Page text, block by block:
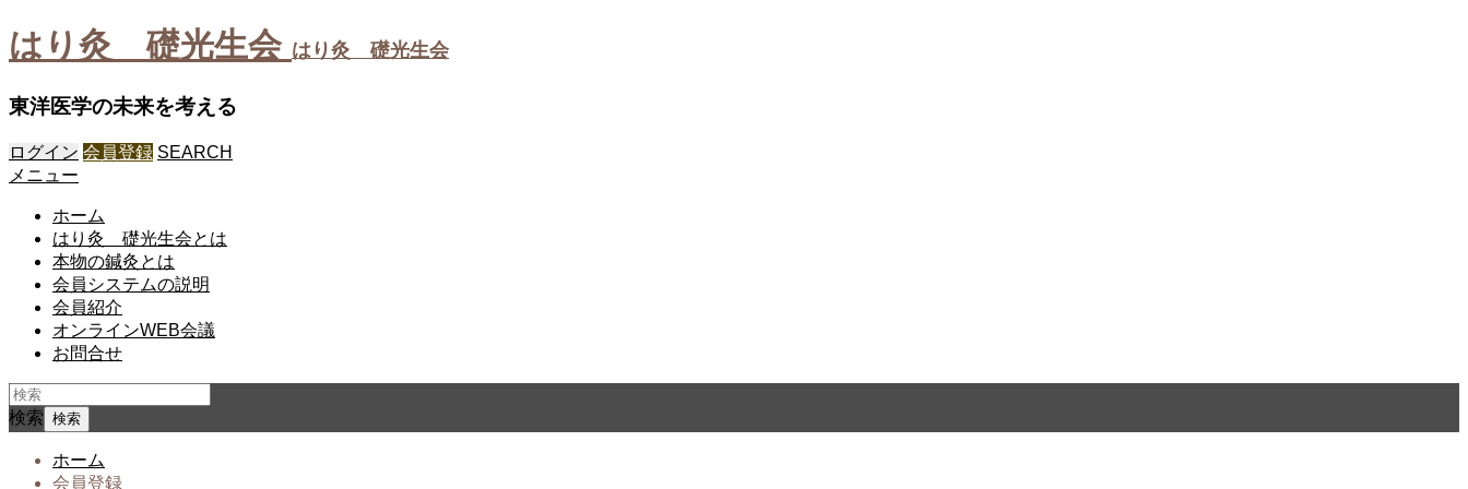
はり灸 礎光生会 はり灸 礎光生会
東洋医学の未来を考える
ログイン 会員登録 SEARCH
メニュー
ホーム
はり灸 礎光生会とは
本物の鍼灸とは
会員システムの説明
会員紹介
オンラインWEB会議
お問合せ
検索
ホーム
会員登録